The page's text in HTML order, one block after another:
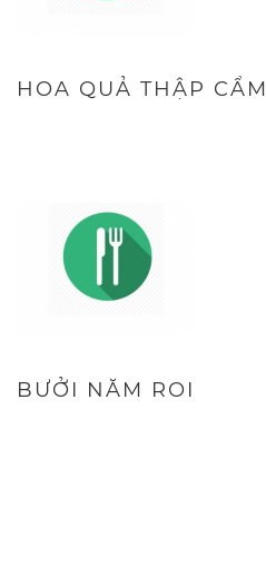
HOA QUẢ THẬP CẨM
BƯỞI NĂM ROI